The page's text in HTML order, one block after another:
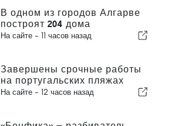
В одном из городов Алгарве
построят 204 дома
На сайте - 11 часов назад
Завершены срочные работы
на португальских пляжах
На сайте - 12 часов назад